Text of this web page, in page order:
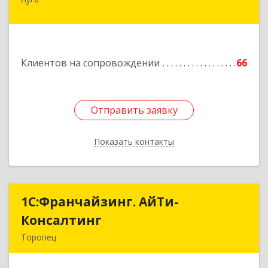
Клиентов на сопровождении 66
Отправить заявку
Показать контакты
Отправить заявку
Назад
1С:Франчайзинг. АйТи-
Консалтинг
Торопец
1С:Франчайзинг. АйТи-